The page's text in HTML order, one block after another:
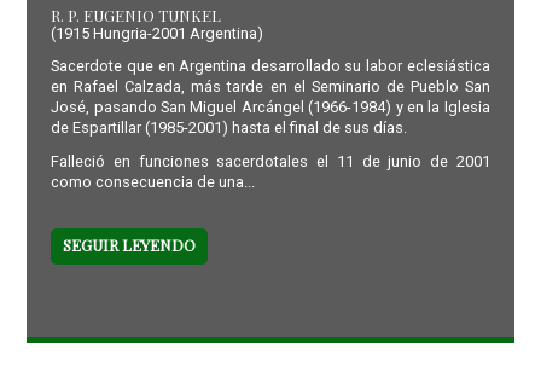
R. P. EUGENIO TUNKEL
(1915 Hungria-2001 Argentina)
Sacerdote que en Argentina desarrollado su labor eclesiástica
en Rafael Calzada, más tarde en el Seminario de Pueblo San
José, pasando San Miguel Arcángel (1966-1984) y en la Iglesia
de Espartillar (1985-2001) hasta el final de sus días.
Falleció en funciones sacerdotales el 11 de junio de 2001
como consecuencia de una...
SEGUIR LEYENDO